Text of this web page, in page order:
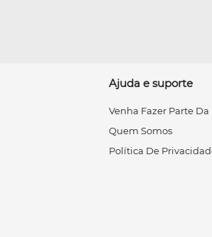
Ajuda e suporte
Venha Fazer Parte
Quem Somos
Política De